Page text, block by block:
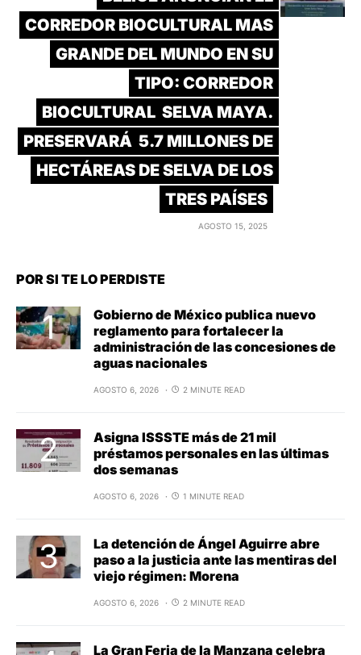
CORREDOR BIOCULTURAL MAS
GRANDE DEL MUNDO EN SU
TIPO: CORREDOR
BIOCULTURAL SELVA MAYA.
PRESERVARÁ 5.7 MILLONES DE
HECTÁREAS DE SELVA DE LOS
TRES PAÍSES
AGOSTO 15, 2025
POR SI TE LO PERDISTE
Gobierno de México publica nuevo
reglamento para fortalecer la
administración de las concesiones de
aguas nacionales
AGOSTO 6, 2026 2 MINUTE READ
Asigna ISSSTE más de 21 mil
préstamos personales en las últimas
dos semanas
AGOSTO 6, 2026 1 MINUTE READ
La detención de Ángel Aguirre abre
paso a la justicia ante las mentiras del
viejo régimen: Morena
AGOSTO 6, 2026 2 MINUTE READ
La Gran Feria de la Manzana celebra